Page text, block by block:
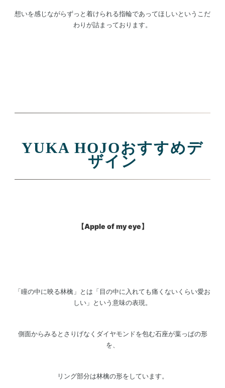
想いを感じながらずっと着けられる指輪であってほしいというこだ
わりが詰まっております。
YUKA HOJOおすすめデ
ザイン
【Apple of my eye】
「瞳の中に映る林檎」とは「目の中に入れても痛くないくらい愛お
しい」という意味の表現。
側面からみるとさりげなくダイヤモンドを包む石座が葉っぱの形
を、
リング部分は林檎の形をしています。